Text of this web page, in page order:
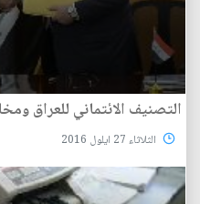
التصنيف الائتماني للعراق
الثلاثاء 27 ايلول 2016